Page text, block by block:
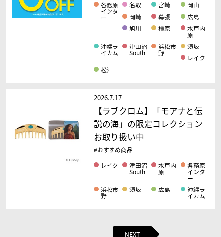
各務原
インタ
ー
名取 宮崎
岡山
岡崎
幕張
広島
旭川
橿原 水戸内
原
沖縄ラ
イカム
津田沼
South
浜松市
野
須坂
レイク
松江
2026.7.17
【ラブクロム】「モアナと伝
説の海」の限定コレクション
お取り扱い中
#おすすめ商品
レイク
津田沼
South
水戸内
原
各務原
インタ
ー
浜松市
野
須坂 広島 沖縄ラ
イカム
NEXT